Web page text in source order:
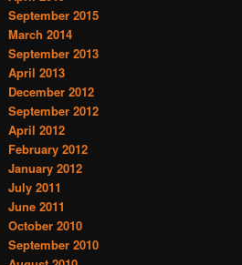
September 2015
March 2014
September 2013
April 2013
December 2012
September 2012
April 2012
February 2012
January 2012
July 2011
June 2011
October 2010
September 2010